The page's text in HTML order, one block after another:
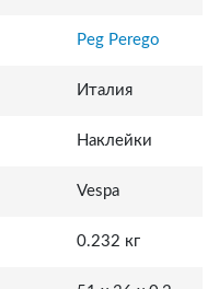
Peg Perego
Италия
Наклейки
Vespa
0.232 кг